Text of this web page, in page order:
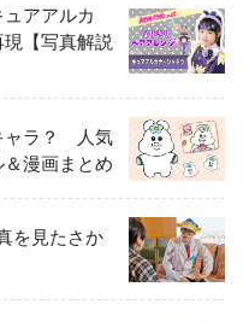
アアルカ
【写真解説
ャラ？ 人気
漫画まとめ
を見たさか